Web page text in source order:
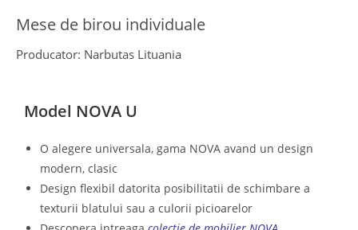
Mese de birou individuale
Producator: Narbutas Lituania
Model NOVA U
O alegere universala, gama NOVA avand un design
modern, clasic
Design flexibil datorita posibilitatii de schimbare a
texturii blatului sau a culorii picioarelor